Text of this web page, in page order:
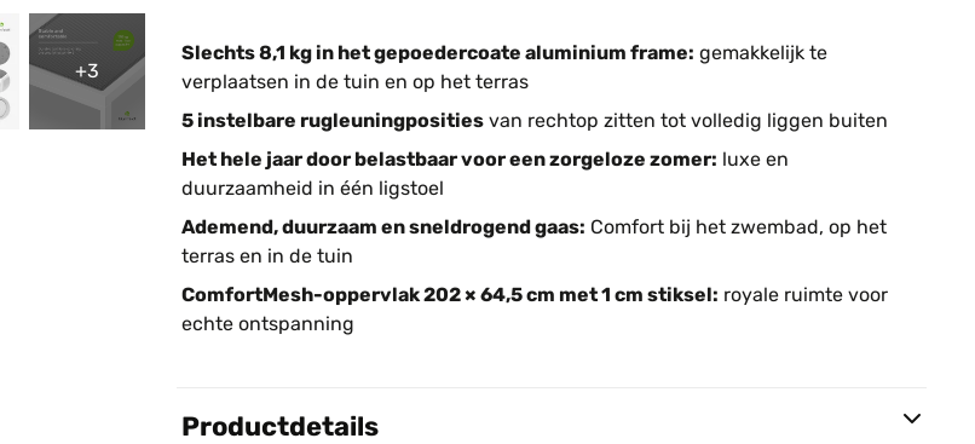
+3
Slechts 8,1 kg in het gepoedercoate aluminium frame: gemakkelijk te
verplaatsen in de tuin en op het terras
5 instelbare rugleuningposities van rechtop zitten tot volledig liggen buiten
Het hele jaar door belastbaar voor een zorgeloze zomer: luxe en
duurzaamheid in één ligstoel
Ademend, duurzaam en sneldrogend gaas: Comfort bij het zwembad, op het
terras en in de tuin
ComfortMesh-oppervlak 202 × 64,5 cm met 1 cm stiksel: royale ruimte voor
echte ontspanning
Productdetails